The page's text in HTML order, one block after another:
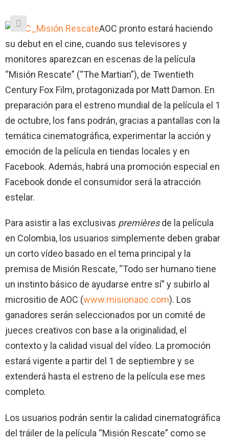
AOC pronto estará haciendo
su debut en el cine, cuando sus televisores y
monitores aparezcan en escenas de la película
“Misión Rescate” (“The Martian”), de Twentieth
Century Fox Film, protagonizada por Matt Damon. En
preparación para el estreno mundial de la película el 1
de octubre, los fans podrán, gracias a pantallas con la
temática cinematográfica, experimentar la acción y
emoción de la película en tiendas locales y en
Facebook. Además, habrá una promoción especial en
Facebook donde el consumidor será la atracción
estelar.
Para asistir a las exclusivas premièresde la película
en Colombia, los usuarios simplemente deben grabar
un corto vídeo basado en el tema principal y la
premisa de Misión Rescate, “Todo ser humano tiene
un instinto básico de ayudarse entre sí” y subirlo al
micrositio de AOC (www.misionaoc.com). Los
ganadores serán seleccionados por un comité de
jueces creativos con base a la originalidad, el
contexto y la calidad visual del vídeo. La promoción
estará vigente a partir del 1 de septiembre y se
extenderá hasta el estreno de la película ese mes
completo.
Los usuarios podrán sentir la calidad cinematográfica
del tráiler de la película “Misión Rescate” como se